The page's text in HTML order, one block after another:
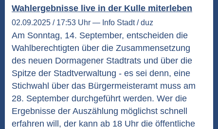
Wahlergebnisse live in der Kulle miterleben
02.09.2025 / 17:53 Uhr — Info Stadt / duz
Am Sonntag, 14. September, entscheiden die
Wahlberechtigten über die Zusammensetzung
des neuen Dormagener Stadtrats und über die
Spitze der Stadtverwaltung - es sei denn, eine
Stichwahl über das Bürgermeisteramt muss am
28. September durchgeführt werden. Wer die
Ergebnisse der Auszählung möglichst schnell
erfahren will, der kann ab 18 Uhr die öffentliche